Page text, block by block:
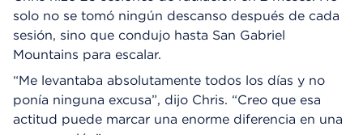
solo no se tomó ningún descanso después de cada
sesión, sino que condujo hasta San Gabriel
Mountains para escalar.
“Me levantaba absolutamente todos los días y no
ponía ninguna excusa”, dijo Chris. “Creo que esa
actitud puede marcar una enorme diferencia en una